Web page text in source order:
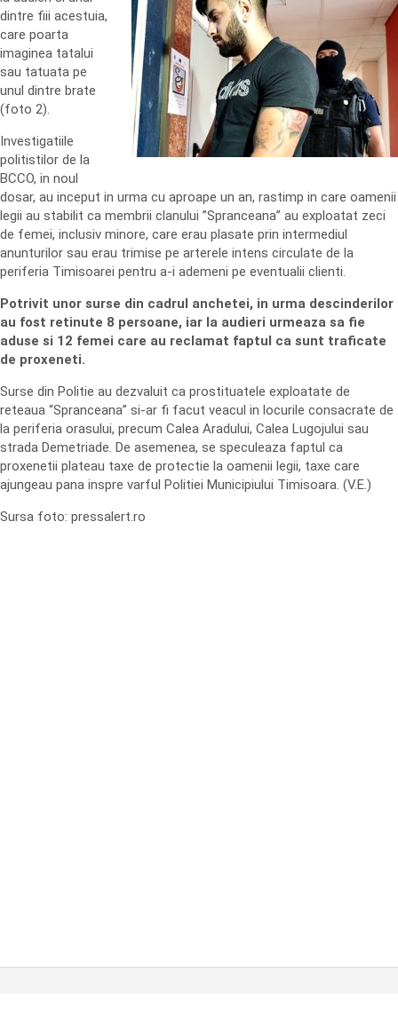
dintre fiii acestuia,
care poarta
imaginea tatalui
sau tatuata pe
unul dintre brate
(foto 2).
Investigatiile
politistilor de la
BCCO, in noul
dosar, au inceput in urma cu aproape un an, rastimp in care oamenii
legii au stabilit ca membrii clanului ”Spranceana” au exploatat zeci
de femei, inclusiv minore, care erau plasate prin intermediul
anunturilor sau erau trimise pe arterele intens circulate de la
periferia Timisoarei pentru a-i ademeni pe eventualii clienti.
Potrivit unor surse din cadrul anchetei, in urma descinderilor
au fost retinute 8 persoane, iar la audieri urmeaza sa fie
aduse si 12 femei care au reclamat faptul ca sunt traficate
de proxeneti.
Surse din Politie au dezvaluit ca prostituatele exploatate de
reteaua “Spranceana” si-ar fi facut veacul in locurile consacrate de
la periferia orasului, precum Calea Aradului, Calea Lugojului sau
strada Demetriade. De asemenea, se speculeaza faptul ca
proxenetii plateau taxe de protectie la oamenii legii, taxe care
ajungeau pana inspre varful Politiei Municipiului Timisoara. (V.E.)
Sursa foto: pressalert.ro